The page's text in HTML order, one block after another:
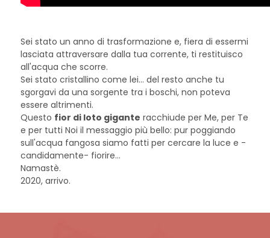
Sei stato un anno di trasformazione e, fiera di essermi
lasciata attraversare dalla tua corrente, ti restituisco
all'acqua che scorre.
Sei stato cristallino come lei... del resto anche tu
sgorgavi da una sorgente tra i boschi, non poteva
essere altrimenti.
Questo fior di loto gigante racchiude per Me, per Te
e per tutti Noi il messaggio più bello: pur poggiando
sull'acqua fangosa siamo fatti per cercare la luce e -
candidamente- fiorire...
Namastè.
2020, arrivo.